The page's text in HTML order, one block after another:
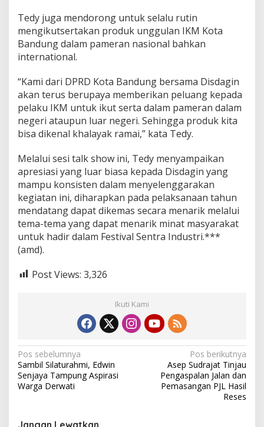
Tedy juga mendorong untuk selalu rutin
mengikutsertakan produk unggulan IKM Kota
Bandung dalam pameran nasional bahkan
international.
“Kami dari DPRD Kota Bandung bersama Disdagin
akan terus berupaya memberikan peluang kepada
pelaku IKM untuk ikut serta dalam pameran dalam
negeri ataupun luar negeri. Sehingga produk kita
bisa dikenal khalayak ramai,” kata Tedy.
Melalui sesi talk show ini, Tedy menyampaikan
apresiasi yang luar biasa kepada Disdagin yang
mampu konsisten dalam menyelenggarakan
kegiatan ini, diharapkan pada pelaksanaan tahun
mendatang dapat dikemas secara menarik melalui
tema-tema yang dapat menarik minat masyarakat
untuk hadir dalam Festival Sentra Industri.***
(amd).
Post Views: 3,326
Ikuti Kami
N
a
v
Pos sebelumnya
Sambil Silaturahmi, Edwin
Senjaya Tampung Aspirasi
Warga Derwati
Pos berikutnya
Asep Sudrajat Tinjau
Pengaspalan Jalan dan
Pemasangan PJL Hasil
Reses